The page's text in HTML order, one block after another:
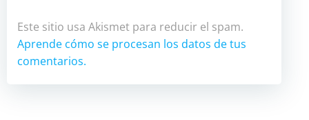
Este sitio usa Akismet para reducir el spam.
Aprende cómo se procesan los datos de tus
comentarios.